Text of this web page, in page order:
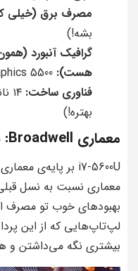
مصرف برق (خیلی
بشه!)
گرافیک آنبورد
هست):
فناوری ساخت:
بهتره!)
معماری Broadwell: یه جهش کوچیک اما مهم:
بهبودهای خوب تو مصرف
لپ‌تاپ‌هایی که از این
بیشتری نگه می‌داشتن و